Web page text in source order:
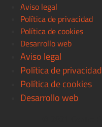
Aviso legal
Política de privacidad
Política de cookies
Desarrollo web
Aviso legal
Política de privacidad
Política de cookies
Desarrollo web